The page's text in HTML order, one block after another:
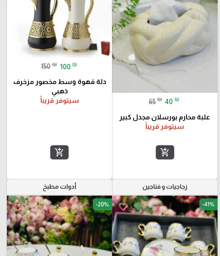
65 ₪ 40 ₪
علبة محارم بورسلان مجدل كبير
سيتوفر قريباً
add_shopping_cart
150 ₪ 100 ₪
دلة قهوة وسط مخصور مزخرف
ذهبي
سيتوفر قريباً
add_shopping_cart
زجاجيات و فناجين
favorite_border -41%
أدوات مطبخ
favorite_border -20%